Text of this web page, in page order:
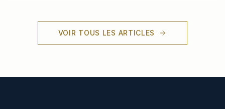
VOIR TOUS LES ARTICLES